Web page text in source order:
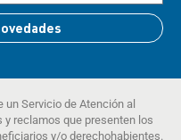
un Servicio de Atención al
reclamos que presenten los
y/o derechohabientes.